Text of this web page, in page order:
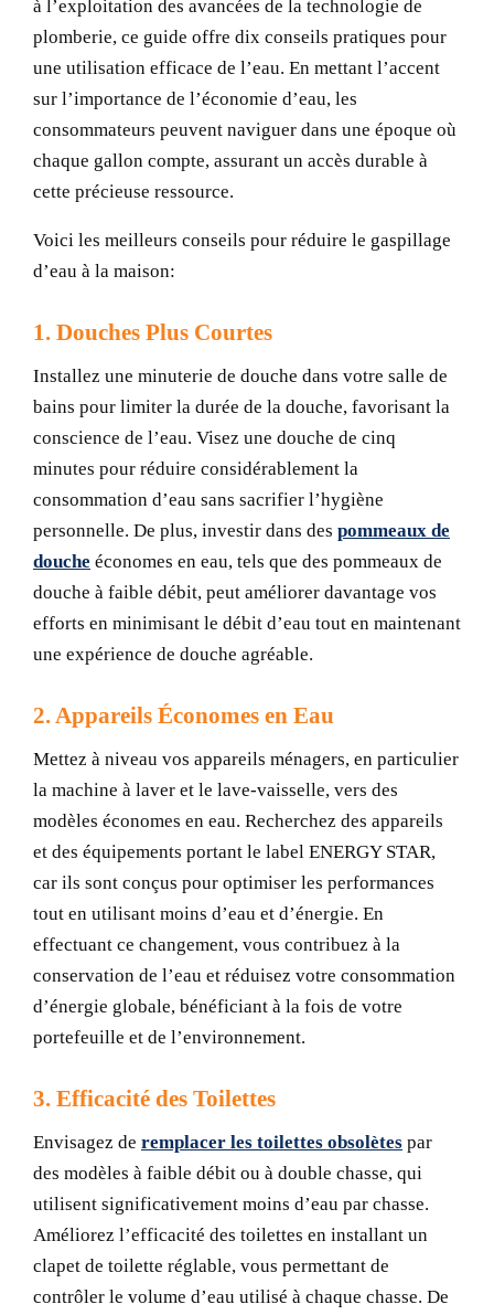
à l’exploitation des avancées de la technologie de
plomberie, ce guide offre dix conseils pratiques pour
une utilisation efficace de l’eau. En mettant l’accent
sur l’importance de l’économie d’eau, les
consommateurs peuvent naviguer dans une époque où
chaque gallon compte, assurant un accès durable à
cette précieuse ressource.
Voici les meilleurs conseils pour réduire le gaspillage
d’eau à la maison:
1. Douches Plus Courtes
Installez une minuterie de douche dans votre salle de
bains pour limiter la durée de la douche, favorisant la
conscience de l’eau. Visez une douche de cinq
minutes pour réduire considérablement la
consommation d’eau sans sacrifier l’hygiène
personnelle. De plus, investir dans des pommeaux de
douche économes en eau, tels que des pommeaux de
douche à faible débit, peut améliorer davantage vos
efforts en minimisant le débit d’eau tout en maintenant
une expérience de douche agréable.
2. Appareils Économes en Eau
Mettez à niveau vos appareils ménagers, en particulier
la machine à laver et le lave-vaisselle, vers des
modèles économes en eau. Recherchez des appareils
et des équipements portant le label ENERGY STAR,
car ils sont conçus pour optimiser les performances
tout en utilisant moins d’eau et d’énergie. En
effectuant ce changement, vous contribuez à la
conservation de l’eau et réduisez votre consommation
d’énergie globale, bénéficiant à la fois de votre
portefeuille et de l’environnement.
3. Efficacité des Toilettes
Envisagez de remplacer les toilettes obsolètes par
des modèles à faible débit ou à double chasse, qui
utilisent significativement moins d’eau par chasse.
Améliorez l’efficacité des toilettes en installant un
clapet de toilette réglable, vous permettant de
contrôler le volume d’eau utilisé à chaque chasse. De